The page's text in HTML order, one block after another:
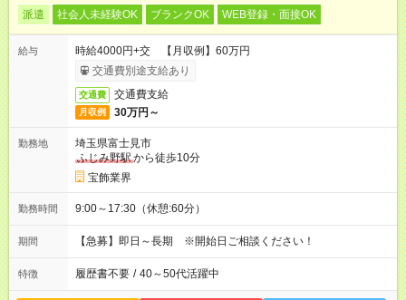
派遣 社会人未経験OK ブランクOK WEB登録・面接OK
給与
時給4000円+交 【月収例】60万円
交通費別途支給あり
交通費 交通費支給
月収例 30万円～
勤務地
埼玉県富士見市
ふじみ野駅から徒歩10分
宝飾業界
勤務時間 9:00～17:30（休憩:60分）
期間 【急募】即日～長期 ※開始日ご相談ください！
特徴 履歴書不要 / 40～50代活躍中